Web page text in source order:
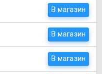
В магазин
В магазин
В магазин